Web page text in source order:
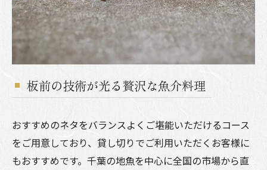
板前の技術が光る贅沢な魚介料理
おすすめのネタをバランスよくご堪能いただけるコース
をご用意しており、貸し切りでご利用いただくお客様に
もおすすめです。千葉の地魚を中心に全国の市場から直